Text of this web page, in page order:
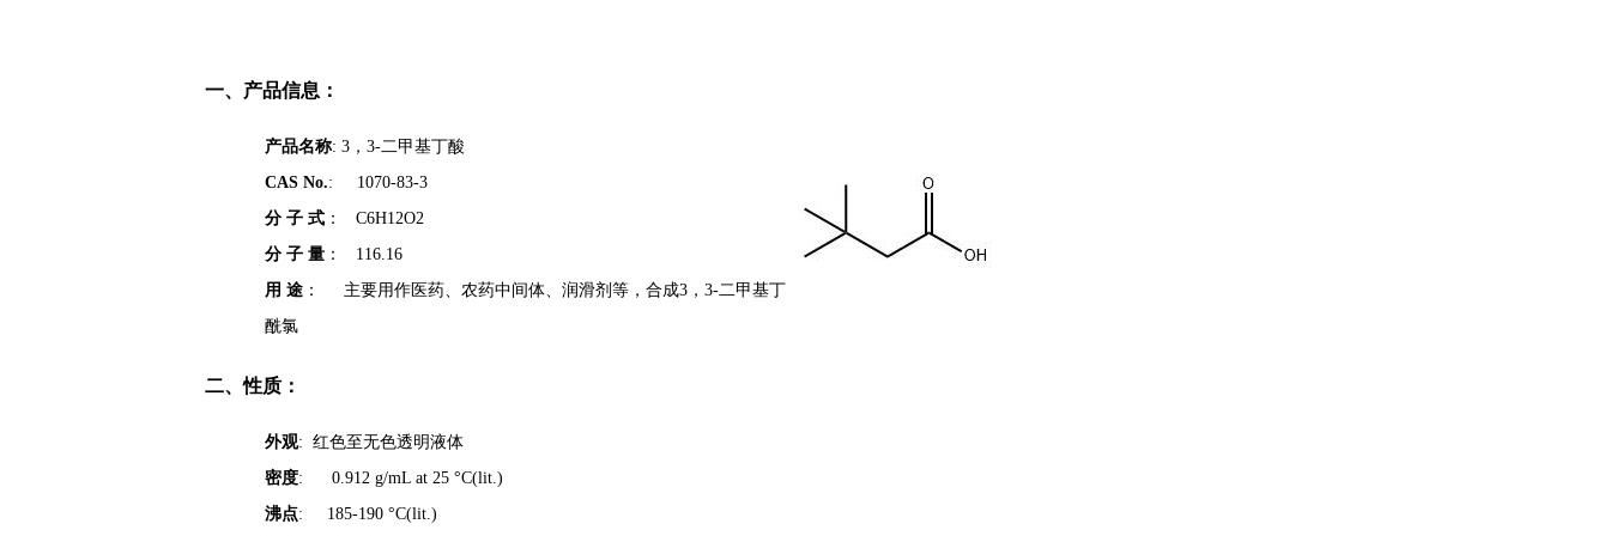
一、产品信息：
产品名称: 3，3-二甲基丁酸
CAS No.: 1070-83-3
分 子 式 ： C6H12O2
分 子 量 ： 116.16
用 途 ： 主要用作医药、农药中间体、润滑剂等，合成3，3-二甲基丁
酰氯
二、性质：
外观: 红色至无色透明液体
密度: 0.912 g/mL at 25 °C(lit.)
沸点: 185-190 °C(lit.)